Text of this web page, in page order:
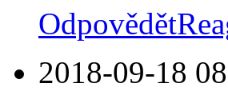
Odpovědět
2018-09-18